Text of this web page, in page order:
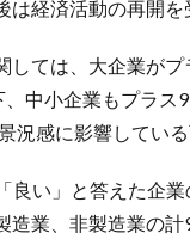
は経済活動の再開
しては、大企業が
中小企業もプラス
況感に影響している
良い」と答えた企
造業、非製造業の